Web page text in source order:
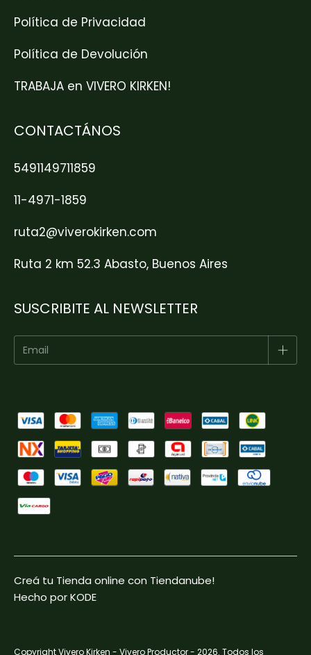
Política de Privacidad
Política de Devolución
TRABAJA en VIVERO KIRKEN!
CONTACTÁNOS
5491149711859
11-4971-1859
ruta2@viverokirken.com
Ruta 2 km 52.3 Abasto, Buenos Aires
SUSCRIBITE AL NEWSLETTER
Creá tu Tienda online con Tiendanube!
Hecho por KODE
Copyright Vivero Kirken - Vivero Productor - 2026. Todos los